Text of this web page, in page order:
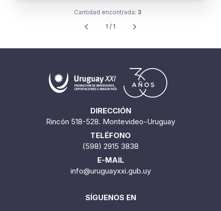
Cantidad encontrada: 3
1 / 1
DIRECCIÓN
Rincón 518-528. Montevideo-Uruguay
TELÉFONO
(598) 2915 3838
E-MAIL
info@uruguayxxi.gub.uy
SÍGUENOS EN